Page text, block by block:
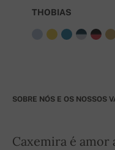
THOBIAS
SOBRE NÓS E OS NOSSOS
Caxemira é